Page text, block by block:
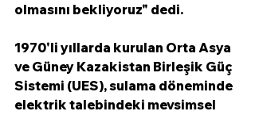
olmasını bekliyoruz" dedi.
1970'li yıllarda kurulan Orta Asya
ve Güney Kazakistan Birleşik Güç
Sistemi (UES), sulama döneminde
elektrik talebindeki mevsimsel